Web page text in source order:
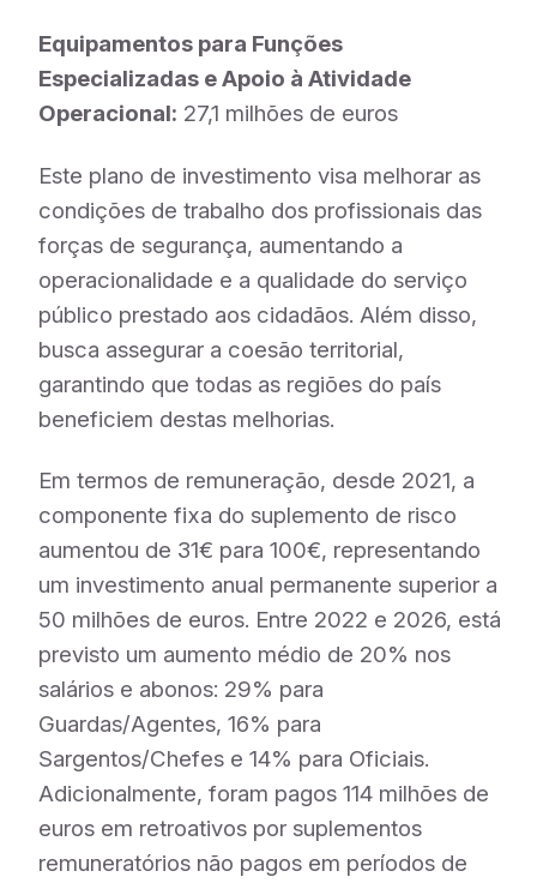
Equipamentos para Funções
Especializadas e Apoio à Atividade
Operacional: 27,1 milhões de euros
Este plano de investimento visa melhorar as
condições de trabalho dos profissionais das
forças de segurança, aumentando a
operacionalidade e a qualidade do serviço
público prestado aos cidadãos. Além disso,
busca assegurar a coesão territorial,
garantindo que todas as regiões do país
beneficiem destas melhorias.
Em termos de remuneração, desde 2021, a
componente fixa do suplemento de risco
aumentou de 31€ para 100€, representando
um investimento anual permanente superior a
50 milhões de euros. Entre 2022 e 2026, está
previsto um aumento médio de 20% nos
salários e abonos: 29% para
Guardas/Agentes, 16% para
Sargentos/Chefes e 14% para Oficiais.
Adicionalmente, foram pagos 114 milhões de
euros em retroativos por suplementos
remuneratórios não pagos em períodos de